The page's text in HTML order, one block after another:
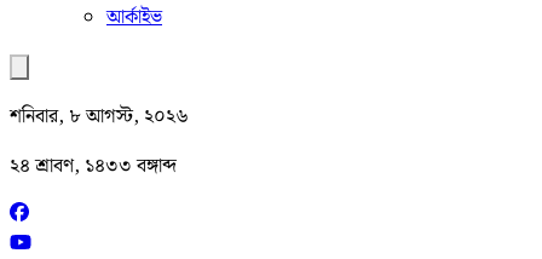
আর্কাইভ
শনিবার, ৮ আগস্ট, ২০২৬
২৪ শ্রাবণ, ১৪৩৩ বঙ্গাব্দ